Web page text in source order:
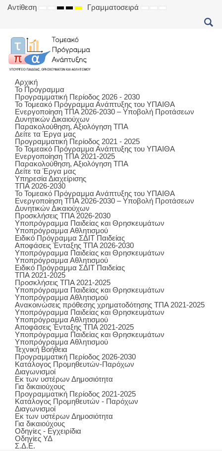
Αντίθεση
DEFAULT
NIGHT
HIGH
MODE
HIGH
MODE
HIGH
MODE
Γραμματοσειρά
SETSETSET
Αρχική
Το Πρόγραμμα
Προγραμματική Περίοδος 2026 - 2030
Το Τομεακό Πρόγραμμα Ανάπτυξης του ΥΠΑΙΘΑ
Ενεργοποίηση ΤΠΑ 2026-2030 – Υποβολή Προτάσεων
Δυνητικών Δικαιούχων
Παρακολούθηση, Αξιολόγηση ΤΠΑ
Δείτε τα Έργα μας
Προγραμματική Περίοδος 2021 - 2025
Το Τομεακό Πρόγραμμα Ανάπτυξης του ΥΠΑΙΘΑ
Ενεργοποίηση ΤΠΑ 2021-2025
Παρακολούθηση, Αξιολόγηση ΤΠΑ
Δείτε τα Έργα μας
Υπηρεσία Διαχείρισης
ΤΠΑ 2026-2030
Το Τομεακό Πρόγραμμα Ανάπτυξης του ΥΠΑΙΘΑ
Ενεργοποίηση ΤΠΑ 2026-2030 – Υποβολή Προτάσεων
Δυνητικών Δικαιούχων
Προσκλήσεις ΤΠΑ 2026-2030
Υποπρόγραμμα Παιδείας και Θρησκευμάτων
Υποπρόγραμμα Αθλητισμού
Ειδικό Πρόγραμμα ΣΔΙΤ Παιδείας
Αποφάσεις Ένταξης ΤΠΑ 2026-2030
Υποπρόγραμμα Παιδείας και Θρησκευμάτων
Υποπρόγραμμα Αθλητισμού
Ειδικό Πρόγραμμα ΣΔΙΤ Παιδείας
ΤΠΑ 2021-2025
Προσκλήσεις ΤΠΑ 2021-2025
Υποπρόγραμμα Παιδείας και Θρησκευμάτων
Υποπρόγραμμα Αθλητισμού
Ανακοινώσεις πρόθεσης χρηματοδότησης ΤΠΑ 2021-2025
Υποπρόγραμμα Παιδείας και Θρησκευμάτων
Υποπρόγραμμα Αθλητισμού
Αποφάσεις Ένταξης ΤΠΑ 2021-2025
Υποπρόγραμμα Παιδείας και Θρησκευμάτων
Υποπρόγραμμα Αθλητισμού
Τεχνική Βοήθεια
Προγραμματική Περίοδος 2026-2030
Κατάλογος Προμηθευτών-Παρόχων
Διαγωνισμοί
Εκ των υστέρων Δημοσιότητα
Για δικαιούχους
Προγραμματική Περίοδος 2021-2025
Κατάλογος Προμηθευτών - Παρόχων
Διαγωνισμοί
Εκ των υστέρων Δημοσιότητα
Για δικαιούχους
Οδηγίες - Εγχειρίδια
Οδηγίες ΥΔ
Σ.Δ.Ε.